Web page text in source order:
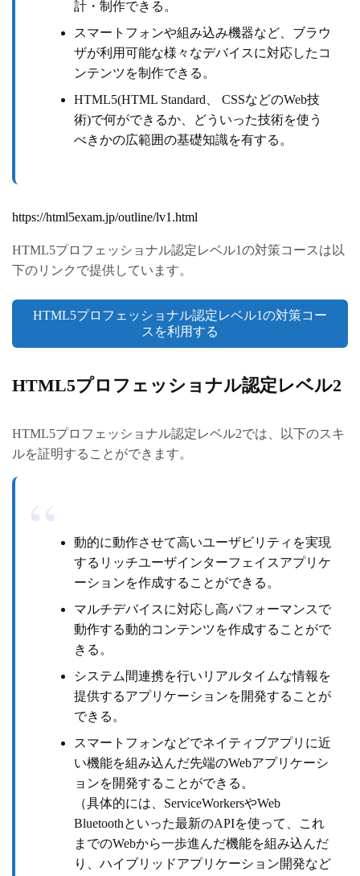
計・制作できる。
スマートフォンや組み込み機器など、ブラウ
ザが利用可能な様々なデバイスに対応したコ
ンテンツを制作できる。
HTML5(HTML Standard、 CSSなどのWeb技
術)で何ができるか、どういった技術を使う
べきかの広範囲の基礎知識を有する。
https://html5exam.jp/outline/lv1.html
HTML5プロフェッショナル認定レベル1の対策コースは以
下のリンクで提供しています。
HTML5プロフェッショナル認定レベル1の対策コー
スを利用する
HTML5プロフェッショナル認定レベル2
HTML5プロフェッショナル認定レベル2では、以下のスキ
ルを証明することができます。
動的に動作させて高いユーザビリティを実現
するリッチユーザインターフェイスアプリケ
ーションを作成することができる。
マルチデバイスに対応し高パフォーマンスで
動作する動的コンテンツを作成することがで
きる。
システム間連携を行いリアルタイムな情報を
提供するアプリケーションを開発することが
できる。
スマートフォンなどでネイティブアプリに近
い機能を組み込んだ先端のWebアプリケーシ
ョンを開発することができる。
（具体的には、ServiceWorkersやWeb
Bluetoothといった最新のAPIを使って、これ
までのWebから一歩進んだ機能を組み込んだ
り、ハイブリッドアプリケーション開発など